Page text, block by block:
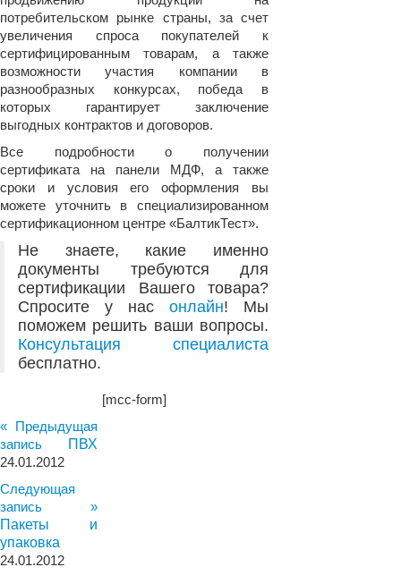
потребительском рынке страны, за счет
увеличения спроса покупателей к
сертифицированным товарам, а также
возможности участия компании в
разнообразных конкурсах, победа в
которых гарантирует заключение
выгодных контрактов и договоров.
Все подробности о получении
сертификата на панели МДФ, а также
сроки и условия его оформления вы
можете уточнить в специализированном
сертификационном центре «БалтикТест».
Не знаете, какие именно
документы требуются для
сертификации Вашего товара?
Спросите у нас онлайн! Мы
поможем решить ваши вопросы.
Консультация специалиста
бесплатно.
[mcc-form]
« Предыдущая
запись
ПВХ
24.01.2012
Следующая
запись »
Пакеты и
упаковка
24.01.2012